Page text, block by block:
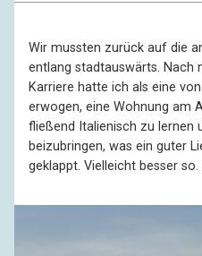
Wir mussten zurück auf die
entlang stadtauswärts. Nach
Karriere hatte ich als eine
erwogen, eine Wohnung am
fließend Italienisch zu lernen
beizubringen, was ein guter
geklappt. Vielleicht besser